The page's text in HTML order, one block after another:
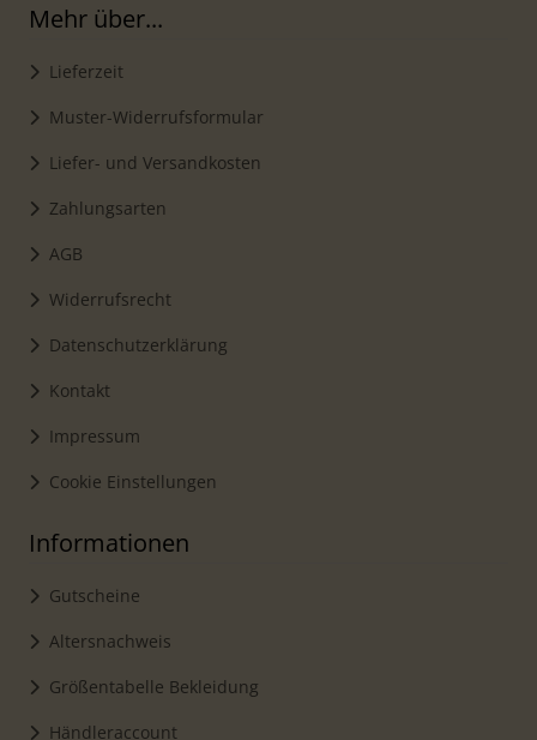
Mehr über...
Lieferzeit
Muster-Widerrufsformular
Liefer- und Versandkosten
Zahlungsarten
AGB
Widerrufsrecht
Datenschutzerklärung
Kontakt
Impressum
Cookie Einstellungen
Informationen
Gutscheine
Altersnachweis
Größentabelle Bekleidung
Händleraccount